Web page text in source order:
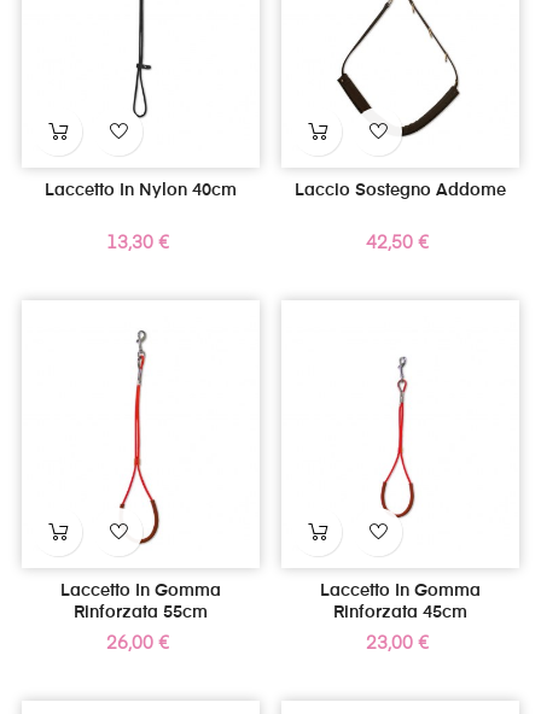
Laccetto In Nylon 40cm
Prezzo
13,30 €
Laccio Sostegno Addome
Prezzo
42,50 €
Laccetto In Gomma
Rinforzata 55cm
Prezzo
26,00 €
Laccetto In Gomma
Rinforzata 45cm
Prezzo
23,00 €